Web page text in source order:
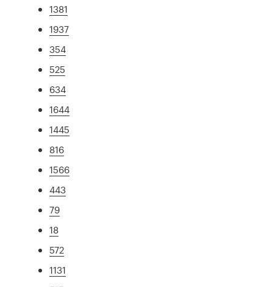
1381
1937
354
525
634
1644
1445
816
1566
443
79
18
572
1131